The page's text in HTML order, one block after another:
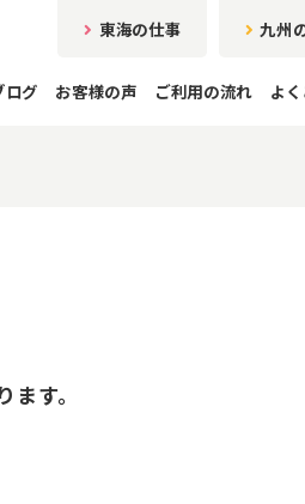
東海の仕事 九州
ログ お客様の声 ご利用の流れ よ
す。